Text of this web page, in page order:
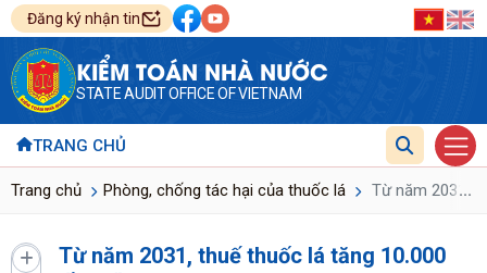
Đăng ký nhận tin
KIỂM TOÁN NHÀ NƯỚC
STATE AUDIT OFFICE OF VIETNAM
TRANG CHỦ
Trang chủ Phòng, chống tác hại của thuốc lá Từ năm 2031,
...
Từ năm 2031, thuế thuốc lá tăng 10.000